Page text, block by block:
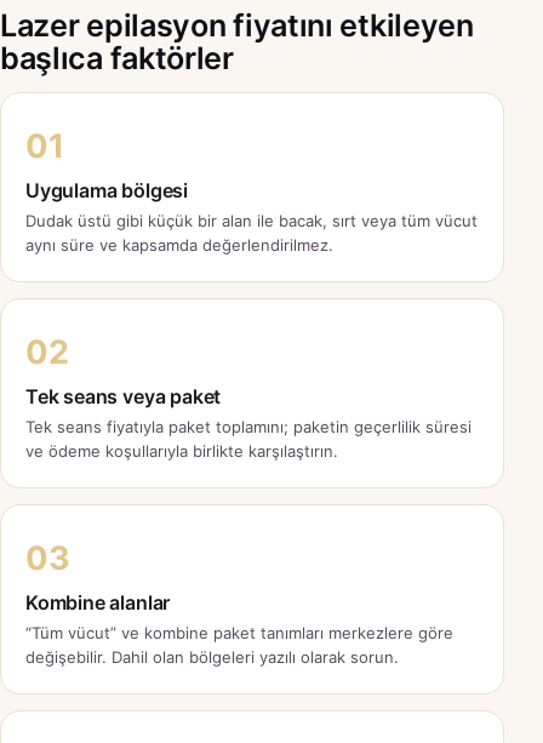
Lazer epilasyon fiyatını etkileyen
başlıca faktörler
01
Uygulama bölgesi
Dudak üstü gibi küçük bir alan ile bacak, sırt veya tüm vücut
aynı süre ve kapsamda değerlendirilmez.
02
Tek seans veya paket
Tek seans fiyatıyla paket toplamını; paketin geçerlilik süresi
ve ödeme koşullarıyla birlikte karşılaştırın.
03
Kombine alanlar
“Tüm vücut” ve kombine paket tanımları merkezlere göre
değişebilir. Dahil olan bölgeleri yazılı olarak sorun.